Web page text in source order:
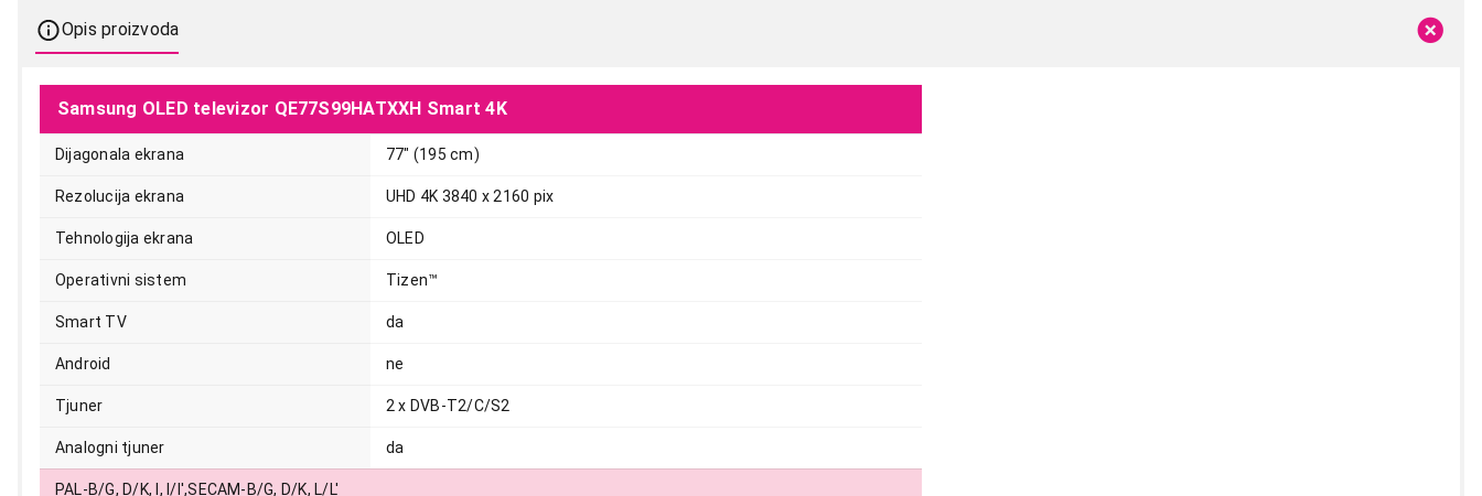
Opis proizvoda
Samsung OLED televizor QE77S99HATXXH Smart 4K
Dijagonala ekrana 77" (195 cm)
Rezolucija ekrana UHD 4K 3840 x 2160 pix
Tehnologija ekrana OLED
Operativni sistem Tizen™
Smart TV da
Android ne
Tjuner 2 x DVB-T2/C/S2
Analogni tjuner da
PAL-B/G, D/K, I, I/I',SECAM-B/G, D/K, L/L'